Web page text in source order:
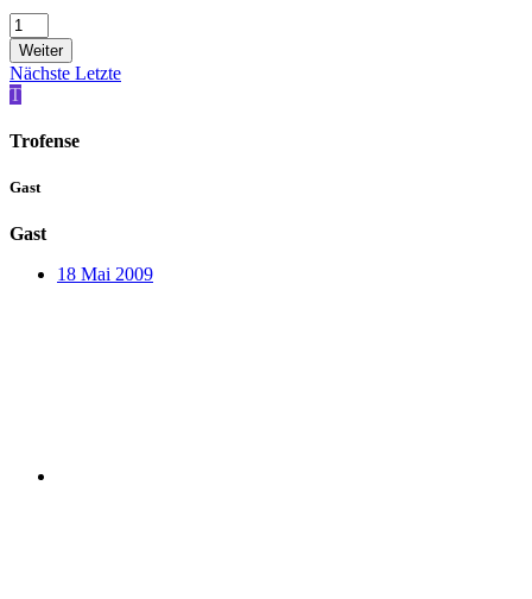
Weiter
Nächste Letzte
T
Trofense
Gast
Gast
18 Mai 2009